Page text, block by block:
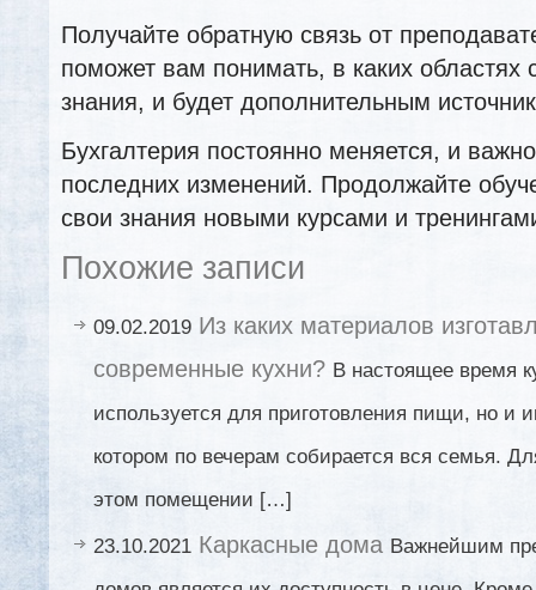
Получайте обратную связь от
поможет вам понимать, в каких областях
знания, и будет дополнительным
Бухгалтерия постоянно меняется, и
последних изменений. Продолжайте
свои знания новыми курсами и
Похожие записи
09.02.2019 Из каких материалов
современные кухни? В настоящее время
используется для приготовления пищи, но и
котором по вечерам собирается вся семья.
этом помещении […]
23.10.2021 Каркасные дома Важнейшим